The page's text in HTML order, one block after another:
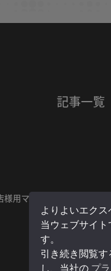
記事一覧
様用マイページ
よりよいエクス
当ウェブサイト
す。
引き続き閲覧
し、当社の プ